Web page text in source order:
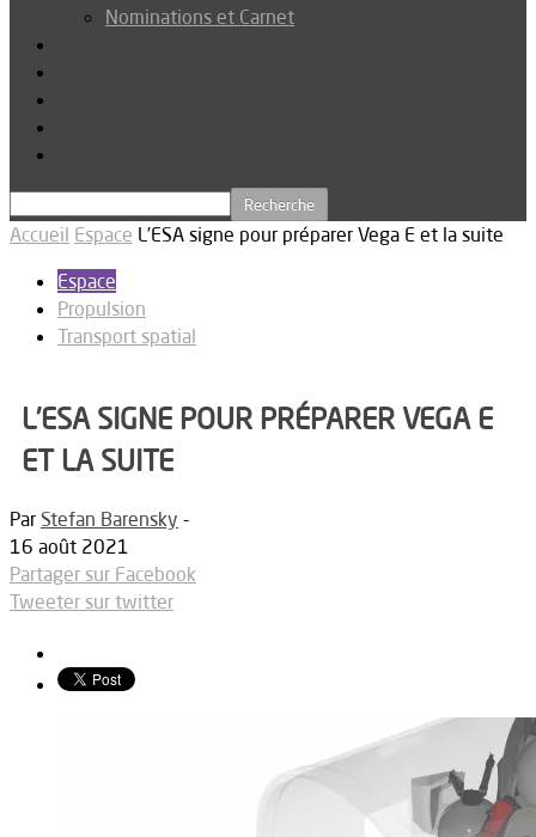
Nominations et Carnet
Accueil Espace L’ESA signe pour préparer Vega E et la suite
Espace
Propulsion
Transport spatial
L’ESA SIGNE POUR PRÉPARER VEGA E
ET LA SUITE
Par Stefan Barensky -
16 août 2021
Partager sur Facebook
Tweeter sur twitter